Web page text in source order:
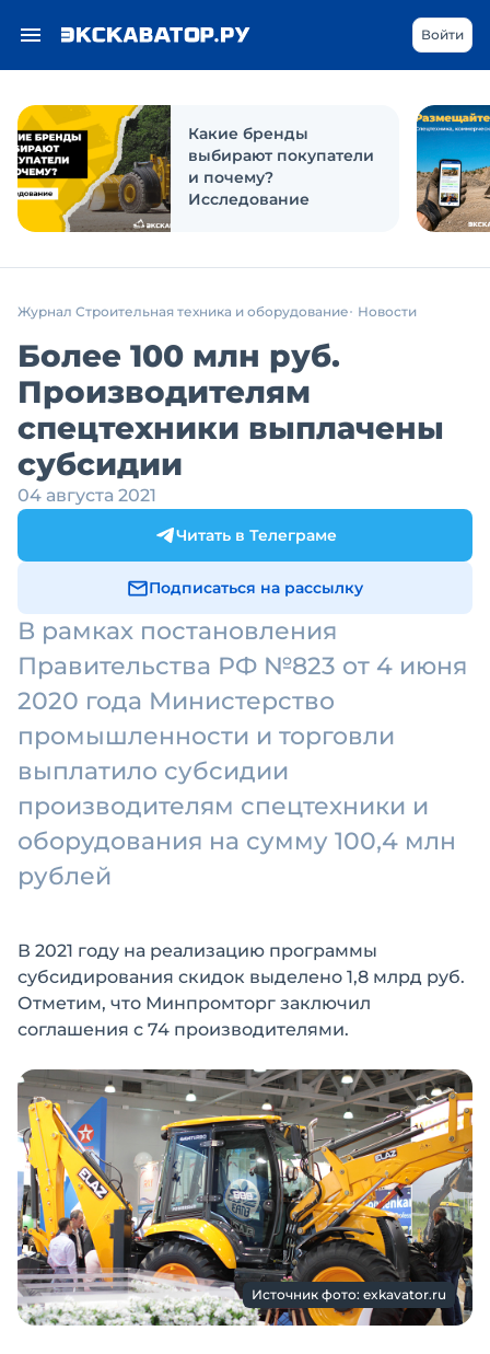
Войти
Какие бренды
выбирают покупатели
и почему?
Исследование
Журнал Строительная техника и оборудование Новости
Более 100 млн руб.
Производителям
спецтехники выплачены
субсидии
04 августа 2021
Читать в Телеграме
Подписаться на рассылку
В рамках постановления
Правительства РФ №823 от 4 июня
2020 года Министерство
промышленности и торговли
выплатило субсидии
производителям спецтехники и
оборудования на сумму 100,4 млн
рублей
В 2021 году на реализацию программы
субсидирования скидок выделено 1,8 млрд руб.
Отметим, что Минпромторг заключил
соглашения с 74 производителями.
Источник фото: exkavator.ru